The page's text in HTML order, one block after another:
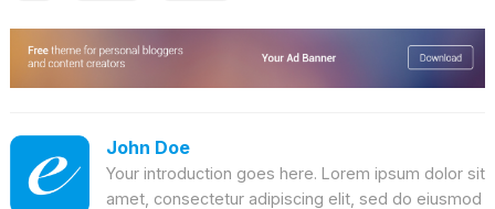
John Doe
Your introduction goes here. Lorem ipsum dolor sit
amet, consectetur adipiscing elit, sed do eiusmod